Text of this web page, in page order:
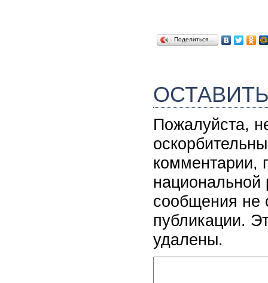
Поделиться…
Пожалуйста,
комментарии,
национальной
сообщения не
публикации.
удалены.